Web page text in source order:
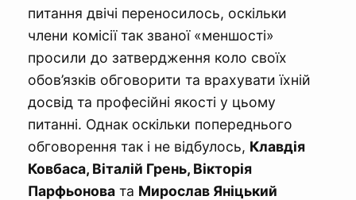
питання двічі переносилось, оскільки
члени комісії так званої «меншості»
просили до затвердження коло своїх
обов’язків обговорити та врахувати їхній
досвід та професійні якості у цьому
питанні. Однак оскільки попереднього
обговорення так і не відбулось, Клавдія
Ковбаса, Віталій Грень, Вікторія
Парфьонова та Мирослав Яніцький